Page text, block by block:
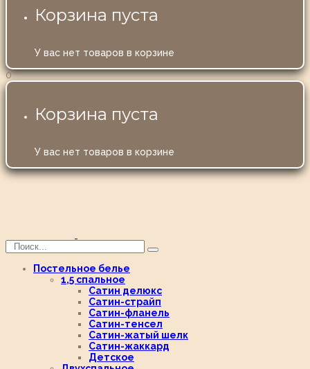
Корзина пуста
У вас нет товаров в корзине
0
Корзина пуста
У вас нет товаров в корзине
Постельное белье
1,5 спальное
Сатин делюкс
Сатин-страйп
Сатин-фланель
Сатин-тенсел
Сатин-жатый шелк
Сатин-жаккард
Детское